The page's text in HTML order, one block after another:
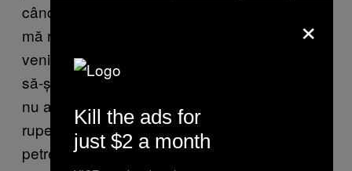
când miresei i s-a făcut rău. A avut palpitații,
mă rog, probleme mai vechi de sănătate. A
venit salvarea, a stat două ore cu ea până
să-și revină, i-au dat ceva medicamente, dar
nu au mers la spital. Între timp, invitații se
rupeau pe ringul de dans. Au făcut o mare
petrecere. Nu aveau treabă. Oricum,
×
Kill the ads for
just $2 a month